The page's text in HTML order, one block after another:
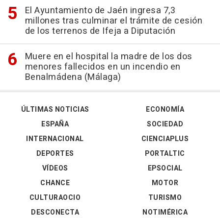
El Ayuntamiento de Jaén ingresa 7,3
millones tras culminar el trámite de cesión
de los terrenos de Ifeja a Diputación
Muere en el hospital la madre de los dos
menores fallecidos en un incendio en
Benalmádena (Málaga)
ÚLTIMAS NOTICIAS
ESPAÑA
INTERNACIONAL
DEPORTES
VÍDEOS
ECONOMÍA
SOCIEDAD
CIENCIAPLUS
PORTALTIC
EPSOCIAL
CHANCE
CULTURAOCIO
DESCONECTA
MOTOR
TURISMO
NOTIMÉRICA